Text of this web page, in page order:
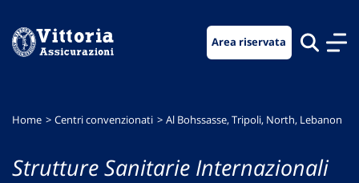
menu
contenuto
footer
Area riservata
Home Centri convenzionati Al Bohssasse, Tripoli, North, Lebanon
Strutture Sanitarie Internazionali